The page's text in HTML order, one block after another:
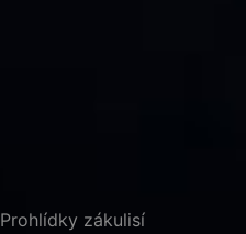
Prohlídky zákulisí